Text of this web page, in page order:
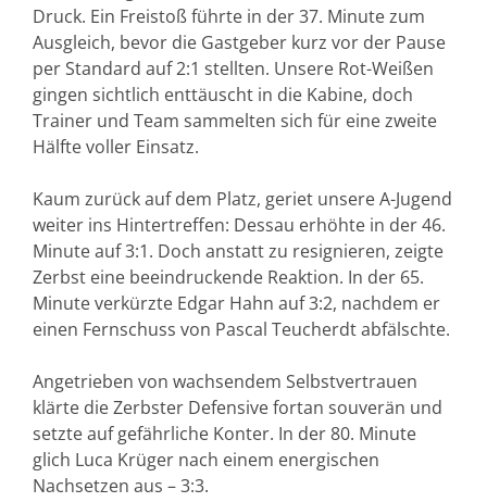
Druck. Ein Freistoß führte in der 37. Minute zum
Ausgleich, bevor die Gastgeber kurz vor der Pause
per Standard auf 2:1 stellten. Unsere Rot-Weißen
gingen sichtlich enttäuscht in die Kabine, doch
Trainer und Team sammelten sich für eine zweite
Hälfte voller Einsatz.
Kaum zurück auf dem Platz, geriet unsere A-Jugend
weiter ins Hintertreffen: Dessau erhöhte in der 46.
Minute auf 3:1. Doch anstatt zu resignieren, zeigte
Zerbst eine beeindruckende Reaktion. In der 65.
Minute verkürzte Edgar Hahn auf 3:2, nachdem er
einen Fernschuss von Pascal Teucherdt abfälschte.
Angetrieben von wachsendem Selbstvertrauen
klärte die Zerbster Defensive fortan souverän und
setzte auf gefährliche Konter. In der 80. Minute
glich Luca Krüger nach einem energischen
Nachsetzen aus – 3:3.